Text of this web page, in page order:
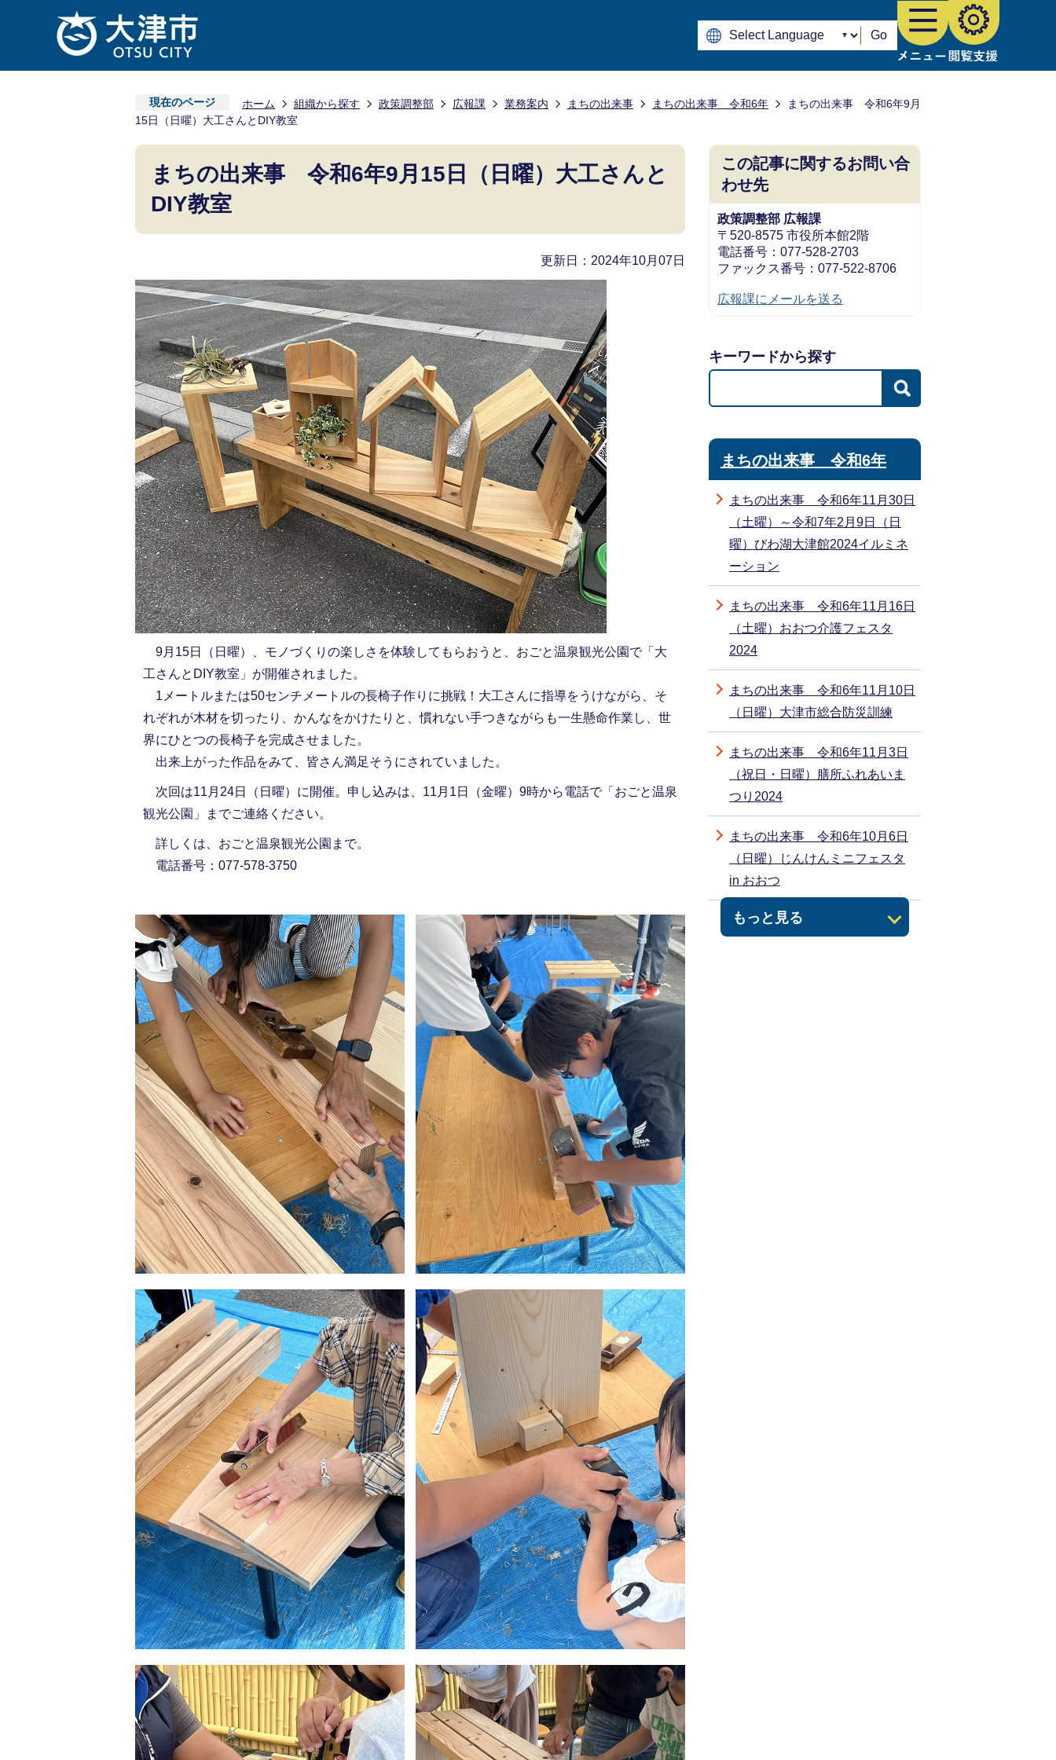
Go
現在のページ ホーム 組織から探す 政策調整部 広報課 業務案内 まちの出来事 まちの出来事 令和6年
まちの出来事 令和6年9月
15日（日曜）大工さんとDIY教室
まちの出来事 令和6年9月15日（日曜）大工さんと
DIY教室
更新日：2024年10月07日
9月15日（日曜）、モノづくりの楽しさを体験してもらおうと、おごと温泉観光公園で「大
工さんとDIY教室」が開催されました。
1メートルまたは50センチメートルの長椅子作りに挑戦！大工さんに指導をうけながら、そ
れぞれが木材を切ったり、かんなをかけたりと、慣れない手つきながらも一生懸命作業し、世
界にひとつの長椅子を完成させました。
出来上がった作品をみて、皆さん満足そうにされていました。
次回は11月24日（日曜）に開催。申し込みは、11月1日（金曜）9時から電話で「おごと温泉
観光公園」までご連絡ください。
詳しくは、おごと温泉観光公園まで。
電話番号：077-578-3750
この記事に関するお問い合
わせ先
政策調整部 広報課
〒520-8575 市役所本館2階
電話番号：077-528-2703
ファックス番号：077-522-8706
広報課にメールを送る
キーワードから探す
まちの出来事 令和6年
まちの出来事 令和6年11月30日
（土曜）～令和7年2月9日（日
曜）びわ湖大津館2024イルミネ
ーション
まちの出来事 令和6年11月16日
（土曜）おおつ介護フェスタ
2024
まちの出来事 令和6年11月10日
（日曜）大津市総合防災訓練
もっと見る
まちの出来事 令和6年11月3日
（祝日・日曜）膳所ふれあいま
つり2024
まちの出来事 令和6年10月6日
（日曜）じんけんミニフェスタ
in おおつ